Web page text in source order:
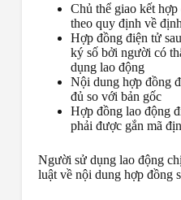
Chủ thể giao kết
theo quy định về
Hợp đồng điện tử
ký số bởi người có
dụng lao động
Nội dung hợp đồng
đủ so với bản gốc
Hợp đồng lao động
phải được gắn mã
Người sử dụng lao động
luật về nội dung hợp đồng